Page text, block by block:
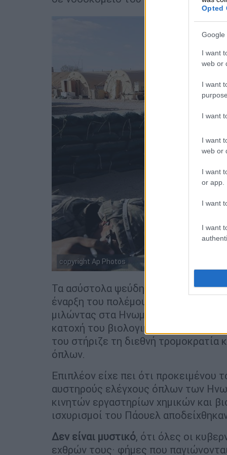
Opted
Google
I want
web or
I want
I want
I want
web or
I want
or app.
I want
I want
copyright Ap Photos
Τα ασύστολα ψεύδη είχαν πείσει
έναρξη του πολέμου, όταν ο τότε
μιλώντας στα Ηνωμένα Έθνη
κατοχή του βιολογικά και χημικά
του στήριζε τη διεθνή
όπλων.
Επιπλέον είχε πει ότι προκειμένου
αυστηρούς ελέγχους όπλων των
κινητών εργαστηρίων χημικών και
ισχυρισμοί του Πάουελ
Δεν είναι μυστικό, ότι όλες οι
εχθρών τους· φήμες που